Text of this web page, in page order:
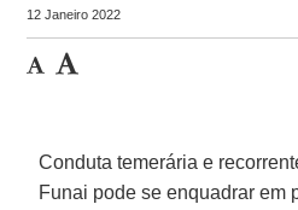
12 Janeiro 2022
Conduta temerária e
Funai pode se enquadrar em